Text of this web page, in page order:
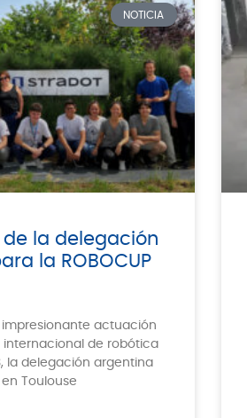
NOTICIA
de la delegación
la ROBOCUP
impresionante actuación
internacional de robótica
la delegación argentina
en Toulouse